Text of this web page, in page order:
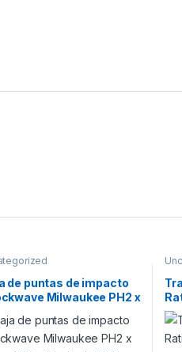
de puntas de impacto
Milwaukee PH2 x
( 25 unidades ) 4932
53